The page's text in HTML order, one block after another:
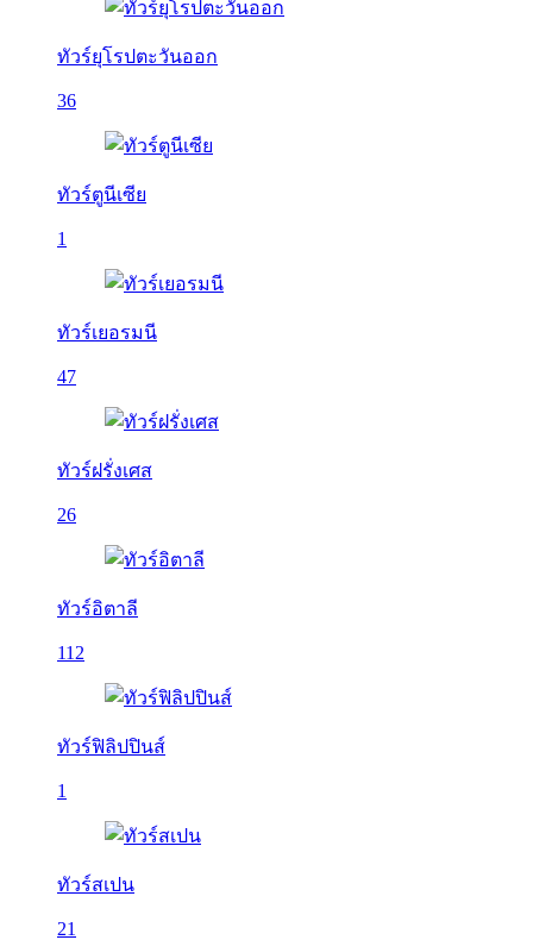
ทัวร์ยุโรปตะวันออก
36
ทัวร์ตูนีเซีย
1
ทัวร์เยอรมนี
47
ทัวร์ฝรั่งเศส
26
ทัวร์อิตาลี
112
ทัวร์ฟิลิปปินส์
1
ทัวร์สเปน
21